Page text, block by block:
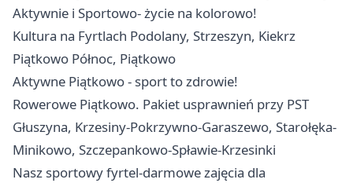
Aktywnie i Sportowo- życie na kolorowo!
Kultura na Fyrtlach Podolany, Strzeszyn, Kiekrz
Piątkowo Północ, Piątkowo
Aktywne Piątkowo - sport to zdrowie!
Rowerowe Piątkowo. Pakiet usprawnień przy PST
Głuszyna, Krzesiny-Pokrzywno-Garaszewo, Starołęka-
Minikowo, Szczepankowo-Spławie-Krzesinki
Nasz sportowy fyrtel-darmowe zajęcia dla